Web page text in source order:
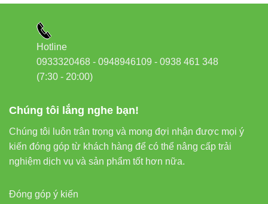
Chúng tôi lắng nghe bạn!
Chúng tôi luôn trân trọng và mong đợi nhận được mọi ý
kiến đóng góp từ khách hàng để có thể nâng cấp trải
nghiệm dịch vụ và sản phẩm tốt hơn nữa.
Đóng góp ý kiến
Hotline
0933320468 - 0948946109 - 0938 461 348
(7:30 - 20:00)